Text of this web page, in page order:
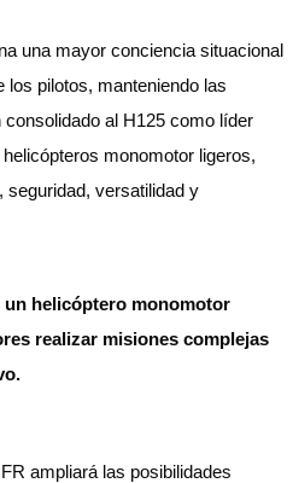
una mayor conciencia situacional
los pilotos, manteniendo las
al H125 como líder
monomotor ligeros,
seguridad, versatilidad y
un helicóptero monomotor
realizar misiones complejas
ampliará las posibilidades